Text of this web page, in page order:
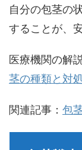
自分の包茎の
することが、
医療機関の解説
茎の種類と対
関連記事： 包